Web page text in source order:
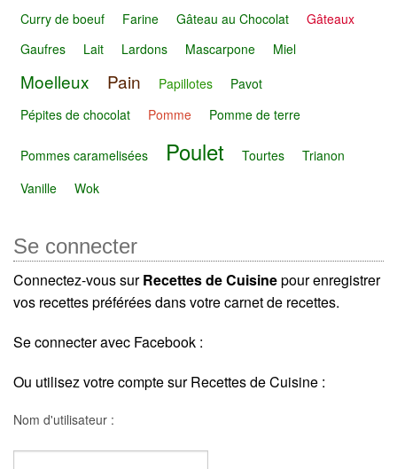
Curry de boeuf
Farine Gâteau au Chocolat
Gâteaux
Gaufres
Lait Lardons Mascarpone Miel
Moelleux Pain Papillotes
Pavot
Pépites de chocolat
Pomme Pomme de terre
Pommes caramelisées Poulet Tourtes
Trianon
Vanille
Wok
Se connecter
Connectez-vous surRecettes de Cuisinepour enregistrer
vos recettes préférées dans votre carnet de recettes.
Se connecter avec Facebook :
Ou utilisez votre compte sur Recettes de Cuisine :
Nom d'utilisateur :